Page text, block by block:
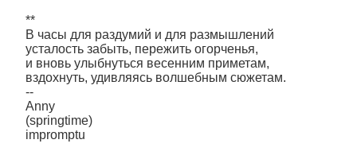
**
В часы для раздумий и для размышлений
усталость забыть, пережить огорченья,
и вновь улыбнуться весенним приметам,
вздохнуть, удивляясь волшебным сюжетам.
--
Anny
(springtime)
impromptu